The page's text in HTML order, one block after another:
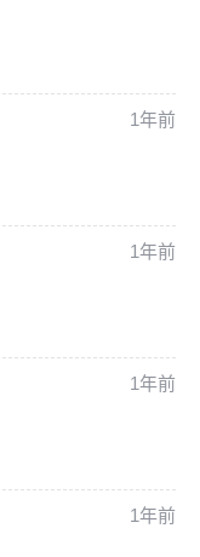
1年前
1年前
1年前
1年前